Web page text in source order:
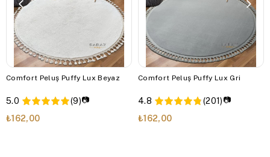
Comfort Peluş Puffy Lux Beyaz
5.0 (9)📷
₺162,00
Comfort Peluş Puffy Lux Gri
4.8 (201) 📷
₺162,00